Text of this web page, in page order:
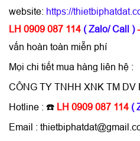
website: https://
LH 0909 087 114 ( Zalo/ Call )-
vấn hoàn toàn miễn phí
Mọi chi tiết mua hàng liên hệ :
CÔNG TY TNHH XNK TM
Hotline : ☎️ LH 0909 087 114 (
Email :